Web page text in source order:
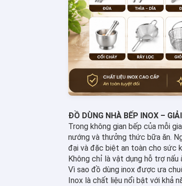
ĐỒ DÙNG NHÀ BẾP INOX –
Trong không gian bếp của mỗi
nướng và thưởng thức bữa ăn.
đại và đặc biệt an toàn cho sức
Không chỉ là vật dụng hỗ trợ nấu
Vì sao đồ dùng inox được ưa
Inox là chất liệu nổi bật với khả